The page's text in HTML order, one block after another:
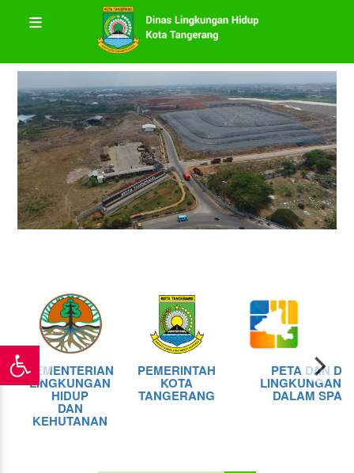
PETA DAN
LINGKUNGAN
DALAM
KEMENTERIAN
LINGKUNGAN
HIDUP
DAN
KEHUTANAN
PEMERINTAH
KOTA
TANGERANG